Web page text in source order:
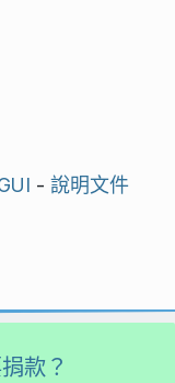
- 說明文件
款？